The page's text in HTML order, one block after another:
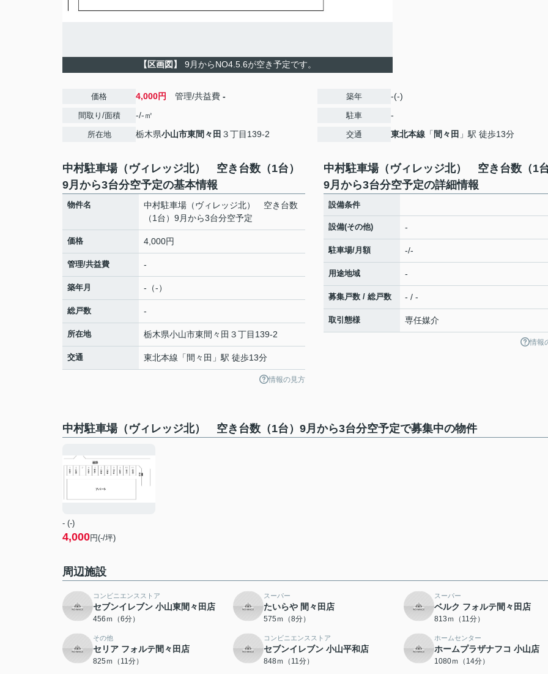
【区画図】 9月からNO4.5.6が空き予定です。
価格 4,000円 管理/共益費 -
間取り/面積 -/-㎡
所在地 栃木県小山市東間々田 ３丁目139-2
築年 -(-)
駐車 -
交通 東北本線 「 間々田 」駅 徒歩13分
中村駐車場（ヴィレッジ北） 空き台数（1台）
9月から3台分空予定の基本情報
物件名
中村駐車場（ヴィレッジ北） 空き台数
（1台）9月から3台分空予定
価格 4,000円
管理/共益費 -
築年月 -（-）
総戸数 -
所在地 栃木県小山市東間々田 ３丁目139-2
交通 東北本線 「 間々田 」駅 徒歩13分
情報の見方
中村駐車場（ヴィレッジ北） 空き台数（1
9月から3台分空予定の詳細情報
設備条件
設備(その他) -
駐車場/月額 -/-
用途地域 -
募集戸数 / 総戸数 - / -
取引態様 専任媒介
情報
中村駐車場（ヴィレッジ北） 空き台数（1台）9月から3台分空予定で募集中の物件
- (-)
4,000円(-/坪)
周辺施設
コンビニエンスストア
セブンイレブン 小山東間々田店
456ｍ（6分）
スーパー
たいらや 間々田店
575ｍ（8分）
スーパー
ベルク フォルテ間々田店
813ｍ（11分）
その他
セリア フォルテ間々田店
825ｍ（11分）
コンビニエンスストア
セブンイレブン 小山平和店
848ｍ（11分）
ホームセンター
ホームプラザナフコ 小山店
1080ｍ（14分）